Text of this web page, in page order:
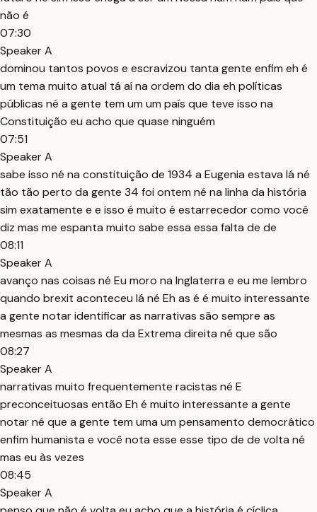
não é
07:30
Speaker A
dominou tantos povos e escravizou tanta gente enfim eh é
um tema muito atual tá aí na ordem do dia eh políticas
públicas né a gente tem um um país que teve isso na
Constituição eu acho que quase ninguém
07:51
Speaker A
sabe isso né na constituição de 1934 a Eugenia estava lá né
tão tão perto da gente 34 foi ontem né na linha da história
sim exatamente e e isso é muito é estarrecedor como você
diz mas me espanta muito sabe essa essa falta de de
08:11
Speaker A
avanço nas coisas né Eu moro na Inglaterra e eu me lembro
quando brexit aconteceu lá né Eh as é é muito interessante
a gente notar identificar as narrativas são sempre as
mesmas as mesmas da da Extrema direita né que são
08:27
Speaker A
narrativas muito frequentemente racistas né E
preconceituosas então Eh é muito interessante a gente
notar né que a gente tem uma um pensamento democrático
enfim humanista e você nota esse esse tipo de de volta né
mas eu às vezes
08:45
Speaker A